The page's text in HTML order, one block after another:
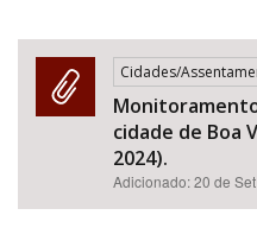
Cidades/
cidade de Boa
2024).
Adicionado:20 de